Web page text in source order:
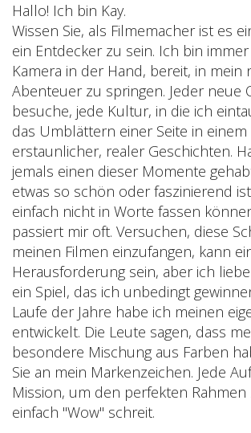
Hallo! Ich bin Kay.
Wissen Sie, als Filmemacher ist es
ein Entdecker zu sein. Ich bin
Kamera in der Hand, bereit, in mein
Abenteuer zu springen. Jeder neue
besuche, jede Kultur, in die ich
das Umblättern einer Seite in
erstaunlicher, realer Geschichten.
jemals einen dieser Momente
etwas so schön oder faszinierend
einfach nicht in Worte fassen
passiert mir oft. Versuchen, diese
meinen Filmen einzufangen, kann
Herausforderung sein, aber ich liebe
ein Spiel, das ich unbedingt
Laufe der Jahre habe ich meinen
entwickelt. Die Leute sagen, dass
besondere Mischung aus Farben
Sie an mein Markenzeichen. Jede
Mission, um den perfekten
einfach "Wow" schreit.